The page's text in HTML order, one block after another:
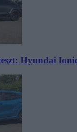
Hyundai